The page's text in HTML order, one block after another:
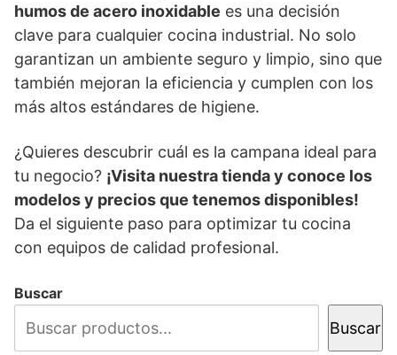
humos de acero inoxidable es una decisión
clave para cualquier cocina industrial. No solo
garantizan un ambiente seguro y limpio, sino que
también mejoran la eficiencia y cumplen con los
más altos estándares de higiene.
¿Quieres descubrir cuál es la campana ideal para
tu negocio? ¡Visita nuestra tienda y conoce los
modelos y precios que tenemos disponibles!
Da el siguiente paso para optimizar tu cocina
con equipos de calidad profesional.
Buscar
Buscar